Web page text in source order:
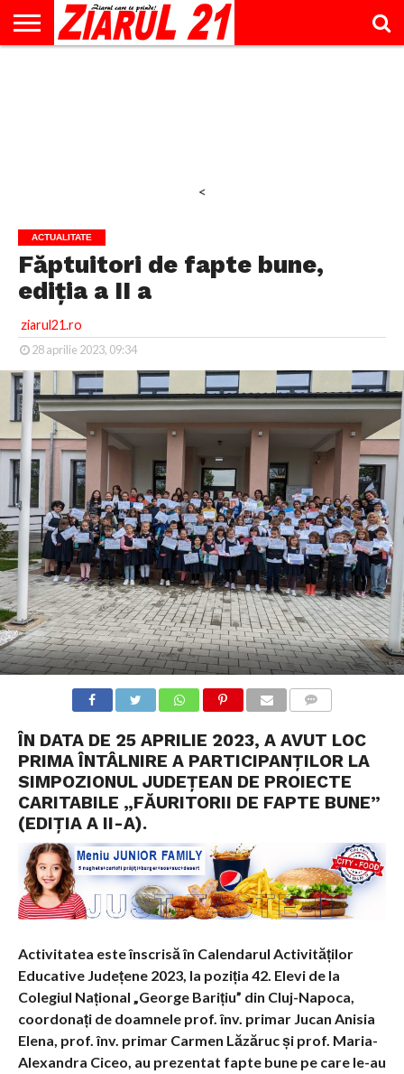
<
ACTUALITATE
Făptuitori de fapte bune,
ediția a II a
ziarul21.ro
28 aprilie 2023, 09:34
ÎN DATA DE 25 APRILIE 2023, A AVUT LOC
PRIMA ÎNTÂLNIRE A PARTICIPANȚILOR LA
SIMPOZIONUL JUDEȚEAN DE PROIECTE
CARITABILE „FĂURITORII DE FAPTE BUNE”
(EDIȚIA A II-A).
Activitatea este înscrisă în Calendarul Activităților
Educative Județene 2023, la poziția 42. Elevi de la
Colegiul Național „George Barițiu” din Cluj-Napoca,
coordonați de doamnele prof. înv. primar Jucan Anisia
Elena, prof. înv. primar Carmen Lăzăruc și prof. Maria-
Alexandra Ciceo, au prezentat fapte bune pe care le-au